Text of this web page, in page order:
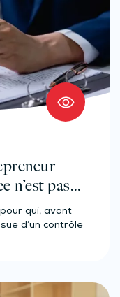
n’est pas
qui, avant
d’un contrôle